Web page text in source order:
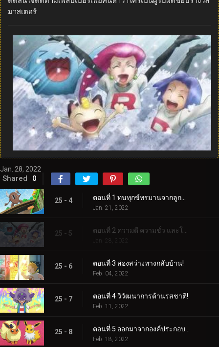
มาสเตอร์
Jan. 28, 2022
Shared 0
25 - 4
Jan. 21, 2022
25 - 5
Jan. 28, 2022
25 - 6 ตอนที่ 3 ส่องสว่างทางกลับบ้าน!
Feb. 04, 2022
25 - 7 ตอนที่ 4 วิวัฒนาการด้านรสชาติ!
Feb. 11, 2022
25 - 8
Feb. 18, 2022